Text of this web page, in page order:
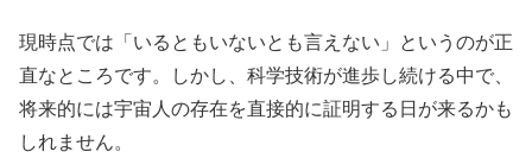
現時点では「いるともいないとも言えない」というのが正
直なところです。しかし、科学技術が進歩し続ける中で、
将来的には宇宙人の存在を直接的に証明する日が来るかも
しれません。